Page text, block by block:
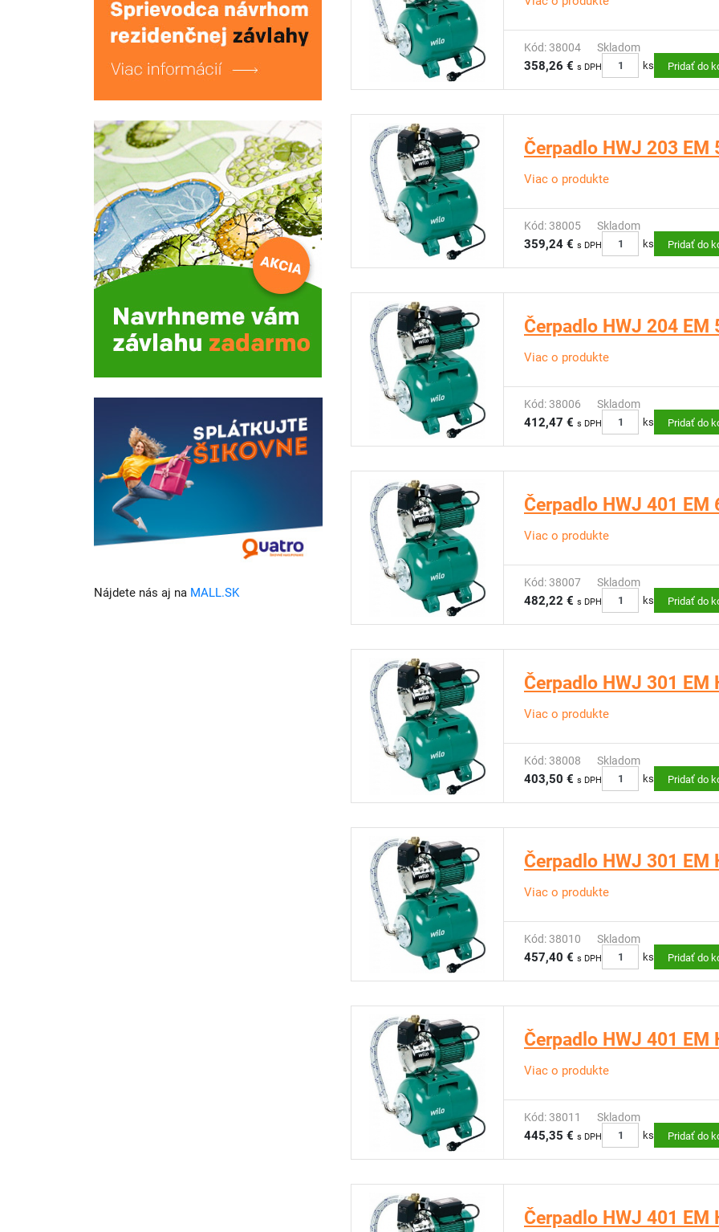
Nájdete nás aj na MALL.SK
Kód: 38004 Skladom
358,26 € s DPH ks Pridať do
Čerpadlo HWJ 203 EM
Viac o produkte
Kód: 38005 Skladom
359,24 € s DPH ks Pridať do
Čerpadlo HWJ 204 EM
Viac o produkte
Kód: 38006 Skladom
412,47 € s DPH ks Pridať do
Čerpadlo HWJ 401 EM
Viac o produkte
Kód: 38007 Skladom
482,22 € s DPH ks Pridať do
Čerpadlo HWJ 301 EM
Viac o produkte
Kód: 38008 Skladom
403,50 € s DPH ks Pridať do
Čerpadlo HWJ 301 EM
Viac o produkte
Kód: 38010 Skladom
457,40 € s DPH ks Pridať do
Čerpadlo HWJ 401 EM
Viac o produkte
Kód: 38011 Skladom
445,35 € s DPH ks Pridať do
Čerpadlo HWJ 401 EM